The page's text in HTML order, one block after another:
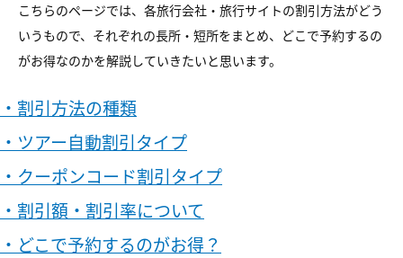
こちらのページでは、各旅行会社・旅行サイトの割引方法がどう
いうもので、それぞれの長所・短所をまとめ、どこで予約するの
がお得なのかを解説していきたいと思います。
・割引方法の種類
・ツアー自動割引タイプ
・クーポンコード割引タイプ
・割引額・割引率について
・どこで予約するのがお得？